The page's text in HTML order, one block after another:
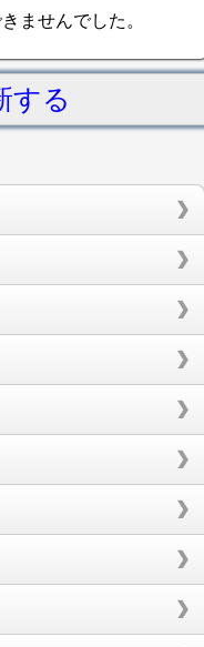
ませんでした。
する